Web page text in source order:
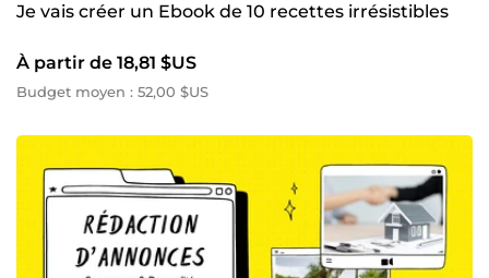
Je vais créer un Ebook de 10 recettes irrésistibles
À partir de 18,81 $US
Budget moyen : 52,00 $US